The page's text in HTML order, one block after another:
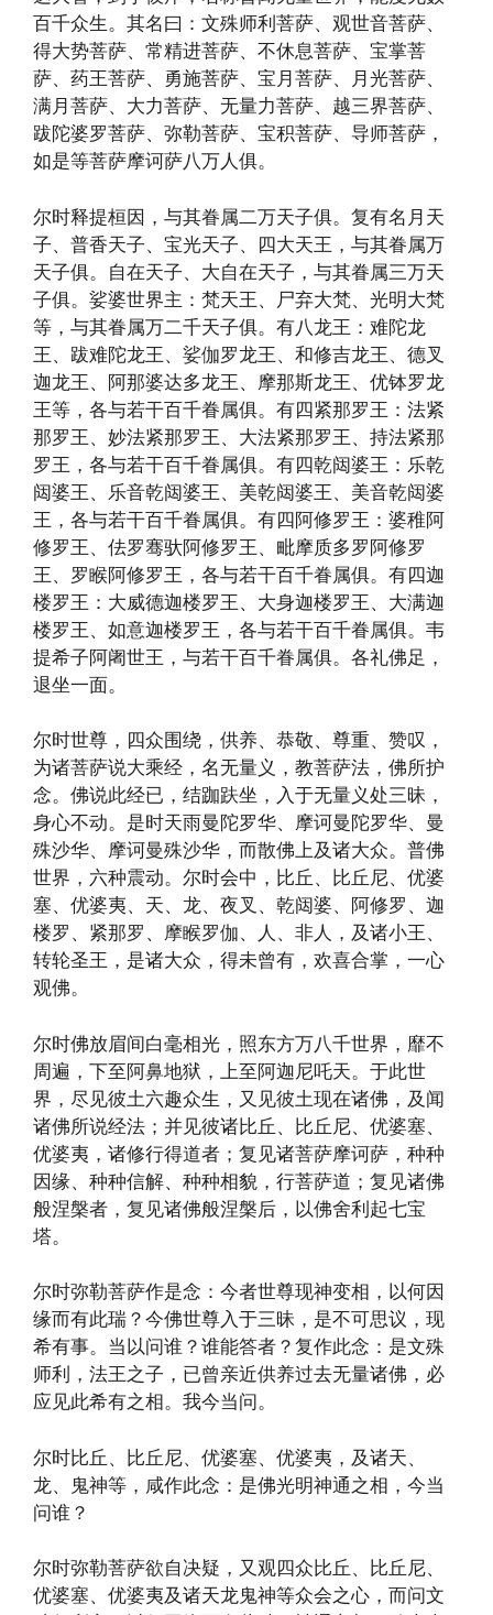
百千众生。其名曰：文殊师利菩萨、观世音菩萨、
得大势菩萨、常精进菩萨、不休息菩萨、宝掌菩
萨、药王菩萨、勇施菩萨、宝月菩萨、月光菩萨、
满月菩萨、大力菩萨、无量力菩萨、越三界菩萨、
跋陀婆罗菩萨、弥勒菩萨、宝积菩萨、导师菩萨，
如是等菩萨摩诃萨八万人俱。
尔时释提桓因，与其眷属二万天子俱。复有名月天
子、普香天子、宝光天子、四大天王，与其眷属万
天子俱。自在天子、大自在天子，与其眷属三万天
子俱。娑婆世界主：梵天王、尸弃大梵、光明大梵
等，与其眷属万二千天子俱。有八龙王：难陀龙
王、跋难陀龙王、娑伽罗龙王、和修吉龙王、德叉
迦龙王、阿那婆达多龙王、摩那斯龙王、优钵罗龙
王等，各与若干百千眷属俱。有四紧那罗王：法紧
那罗王、妙法紧那罗王、大法紧那罗王、持法紧那
罗王，各与若干百千眷属俱。有四乾闼婆王：乐乾
闼婆王、乐音乾闼婆王、美乾闼婆王、美音乾闼婆
王，各与若干百千眷属俱。有四阿修罗王：婆稚阿
修罗王、佉罗骞驮阿修罗王、毗摩质多罗阿修罗
王、罗睺阿修罗王，各与若干百千眷属俱。有四迦
楼罗王：大威德迦楼罗王、大身迦楼罗王、大满迦
楼罗王、如意迦楼罗王，各与若干百千眷属俱。韦
提希子阿阇世王，与若干百千眷属俱。各礼佛足，
退坐一面。
尔时世尊，四众围绕，供养、恭敬、尊重、赞叹，
为诸菩萨说大乘经，名无量义，教菩萨法，佛所护
念。佛说此经已，结跏趺坐，入于无量义处三昧，
身心不动。是时天雨曼陀罗华、摩诃曼陀罗华、曼
殊沙华、摩诃曼殊沙华，而散佛上及诸大众。普佛
世界，六种震动。尔时会中，比丘、比丘尼、优婆
塞、优婆夷、天、龙、夜叉、乾闼婆、阿修罗、迦
楼罗、紧那罗、摩睺罗伽、人、非人，及诸小王、
转轮圣王，是诸大众，得未曾有，欢喜合掌，一心
观佛。
尔时佛放眉间白毫相光，照东方万八千世界，靡不
周遍，下至阿鼻地狱，上至阿迦尼吒天。于此世
界，尽见彼土六趣众生，又见彼土现在诸佛，及闻
诸佛所说经法；并见彼诸比丘、比丘尼、优婆塞、
优婆夷，诸修行得道者；复见诸菩萨摩诃萨，种种
因缘、种种信解、种种相貌，行菩萨道；复见诸佛
般涅槃者，复见诸佛般涅槃后，以佛舍利起七宝
塔。
尔时弥勒菩萨作是念：今者世尊现神变相，以何因
缘而有此瑞？今佛世尊入于三昧，是不可思议，现
希有事。当以问谁？谁能答者？复作此念：是文殊
师利，法王之子，已曾亲近供养过去无量诸佛，必
应见此希有之相。我今当问。
尔时比丘、比丘尼、优婆塞、优婆夷，及诸天、
龙、鬼神等，咸作此念：是佛光明神通之相，今当
问谁？
尔时弥勒菩萨欲自决疑，又观四众比丘、比丘尼、
优婆塞、优婆夷及诸天龙鬼神等众会之心，而问文